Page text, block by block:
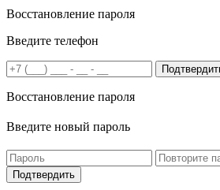
Восстановление пароля
Введите телефон
Восстановление пароля
Введите новый пароль